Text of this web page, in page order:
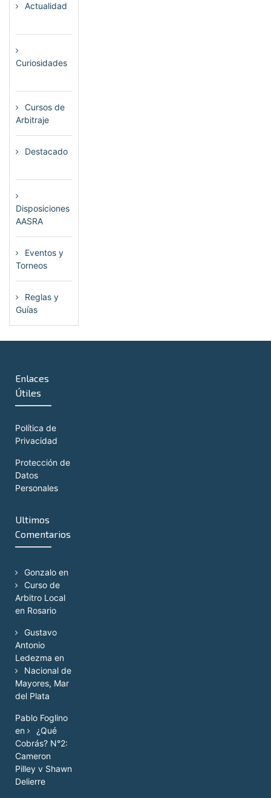
Actualidad
Curiosidades
Cursos de
Arbitraje
Destacado
Disposiciones
AASRA
Eventos y
Torneos
Reglas y
Guías
Enlaces
Útiles
Política de
Privacidad
Protección de
Datos
Personales
Ultimos
Comentarios
Gonzalo en
Curso de
Arbitro Local
en Rosario
Gustavo
Antonio
Ledezma en
Nacional de
Mayores, Mar
del Plata
Pablo Foglino
en
¿Qué
Cobrás? N°2:
Cameron
Pilley v Shawn
Delierre